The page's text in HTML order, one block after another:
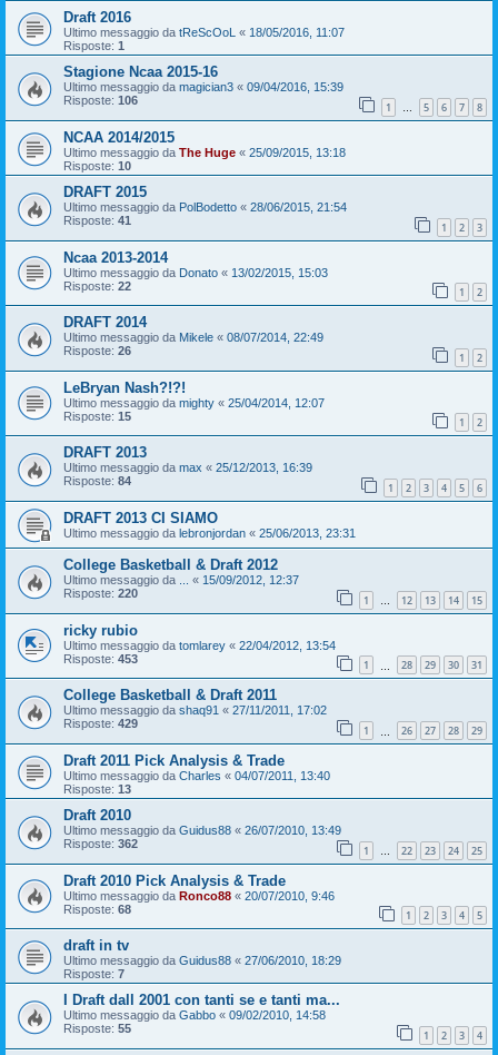
Draft 2016
Ultimo messaggio da tReScOoL « 18/05/2016, 11:07
Risposte: 1
Stagione Ncaa 2015-16
Ultimo messaggio da magician3 « 09/04/2016, 15:39
Risposte: 106 1 … 5 6 7 8
NCAA 2014/2015
Ultimo messaggio da The Huge « 25/09/2015, 13:18
Risposte: 10
DRAFT 2015
Ultimo messaggio da PolBodetto « 28/06/2015, 21:54
Risposte: 41 1 2 3
Ncaa 2013-2014
Ultimo messaggio da Donato « 13/02/2015, 15:03
Risposte: 22 1 2
DRAFT 2014
Ultimo messaggio da Mikele « 08/07/2014, 22:49
Risposte: 26 1 2
LeBryan Nash?!?!
Ultimo messaggio da mighty « 25/04/2014, 12:07
Risposte: 15 1 2
DRAFT 2013
Ultimo messaggio da max « 25/12/2013, 16:39
Risposte: 84 1 2 3 4 5 6
DRAFT 2013 CI SIAMO
Ultimo messaggio da lebronjordan « 25/06/2013, 23:31
College Basketball & Draft 2012
Ultimo messaggio da « 15/09/2012, 12:37
Risposte: 220 1 … 12 13 14 15
ricky rubio
Ultimo messaggio da tomlarey « 22/04/2012, 13:54
Risposte: 453 1 28 29 30 31
College Basketball & Draft 2011
Ultimo messaggio da shaq91 « 27/11/2011, 17:02
Risposte: 429 1 26 27 28 29
Draft 2011 Pick Analysis & Trade
Ultimo messaggio da Charles « 04/07/2011, 13:40
Risposte: 13
Draft 2010
Ultimo messaggio da Guidus88 « 26/07/2010, 13:49
Risposte: 362 1 … 22 23 24 25
Draft 2010 Pick Analysis & Trade
Ultimo messaggio da Ronco88 « 20/07/2010, 9:46
Risposte: 68 1 2 3 4 5
draft in tv
Ultimo messaggio da Guidus88 « 27/06/2010, 18:29
Risposte: 7
I Draft dall 2001 con tanti se e tanti ma...
Ultimo messaggio da Gabbo « 09/02/2010, 14:58
Risposte: 55 1 2 3 4